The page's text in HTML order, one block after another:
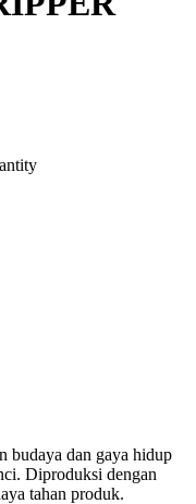
budaya dan gaya hidup
Diproduksi dengan
tahan produk.